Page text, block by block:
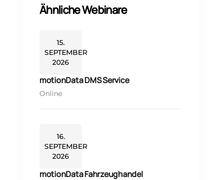
Ähnliche Webinare
15.
SEPTEMBER
2026
motionData DMS Service
Online
16.
SEPTEMBER
2026
motionData Fahrzeughandel